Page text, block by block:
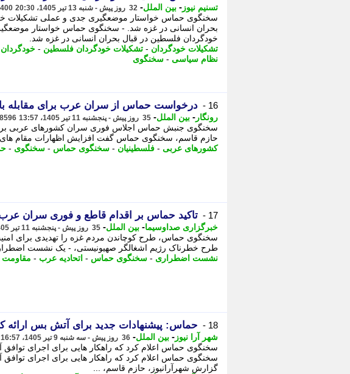
تسنیم نیوز - بین الملل- 32 روز پیش - شنبه 13 تیر 1405، 20:30
سخنگوی حماس خواستار موضعگیری جدی و عملی تشکیلات
بحران انسانی در غزه شد. - سخنگوی حماس خواستار
خودگردان فلسطین در قبال بحران انسانی در غزه شد.
تشکیلات خودگردان - تشکیلات خودگردان فلسطین - خودگردان
نظام سیاسی - سخنگوی
16 - درخواست حماس از سران عرب برای مقابله با
رونگار - بین الملل- 35 روز پیش - پنجشنبه 11 تیر 1405، 13:57
سخنگوی جنبش حماس اجلاس فوری سران کشورهای عربی
حازم قاسم، سخنگوی حماس گفت افزایش اظهارات مقام های
کشورهای عربی - فلسطینیان - سخنگوی حماس - سخنگوی -
17 - تاکید حماس بر اقدام قاطع و فوری سران
خبرگزاری صداوسیما- بین الملل- 35 روز پیش - پنجشنبه 11 تیر 1405، 04:05
سخنگوی حماس، طرح کوچاندن مردم غزه را تهدیدی برای
طرح خطرناک رژیم اشغالگر صهیونیستی، - یک نشست
نشست اضطراری - سخنگوی حماس - اتحادیه عرب -
18 - حماس: پیشنهادات جدید برای آتش بس ارائه
شهر آرا نیوز - بین الملل- 36 روز پیش - سه شنبه 9 تیر 1405، 16:57
سخنگوی حماس اعلام کرد که راهکار هایی برای اجرای
سخنگوی حماس اعلام کرد که راهکار هایی برای اجرای
گزارش شهرآرانیوز، حازم قاسم، ...